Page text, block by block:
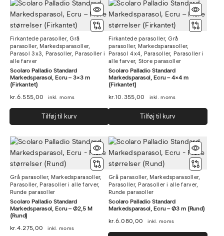
Firkantede parasoller, Grå
parasoller, Markedsparasoller,
Parasol 3x3, Parasoller, Parasoller i
alle farver
Scolaro Palladio Standard
Markedsparasol, Ecru – 3×3 m
(Firkantet)
kr.6.555,00 inkl. moms
Tilføj til kurv
Firkantede parasoller, Grå
parasoller, Markedsparasoller,
Parasol 4x4, Parasoller, Parasoller i
alle farver, Store parasoller
Scolaro Palladio Standard
Markedsparasol, Ecru – 4×4 m
(Firkantet)
kr.10.355,00 inkl. moms
Tilføj til kurv
Grå parasoller, Markedsparasoller,
Parasoller, Parasoller i alle farver,
Runde parasoller
Scolaro Palladio Standard
Markedsparasol, Ecru – Ø2,5 M
(Rund)
kr.4.275,00 inkl. moms
Grå parasoller, Markedsparasoller,
Parasoller, Parasoller i alle farver,
Runde parasoller
Scolaro Palladio Standard
Markedsparasol, Ecru – Ø3 m (Rund)
kr.6.080,00 inkl. moms